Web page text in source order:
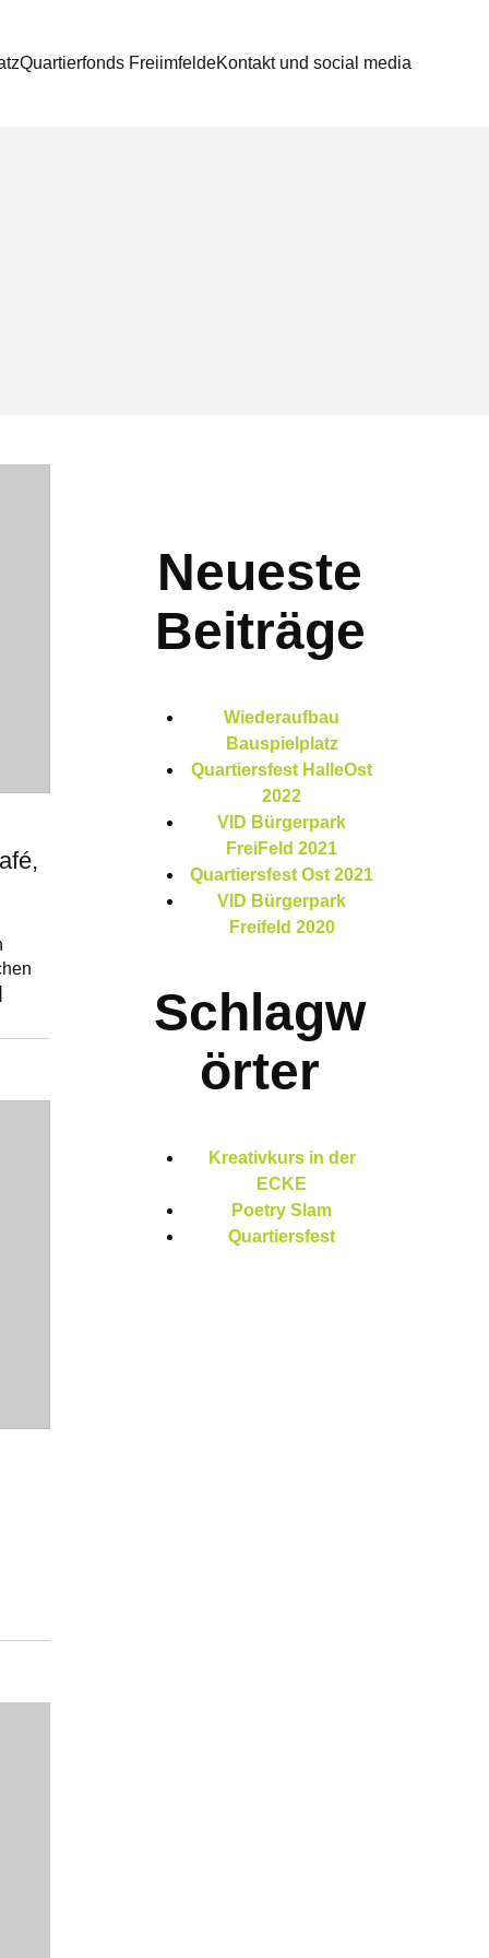
Quartierfonds FreiimfeldeKontakt und social media
Neueste
Beiträge
Wiederaufbau
Bauspielplatz
Quartiersfest HalleOst
2022
VID Bürgerpark
FreiFeld 2021
Quartiersfest Ost 2021
VID Bürgerpark
Freifeld 2020
Schlagw
örter
Kreativkurs in der
ECKE
Poetry Slam
Quartiersfest